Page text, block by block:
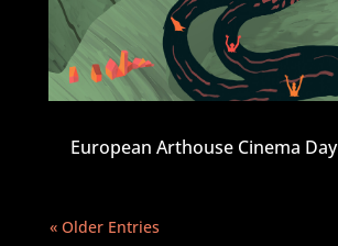
European Arthouse Cinema Day
« Older Entries